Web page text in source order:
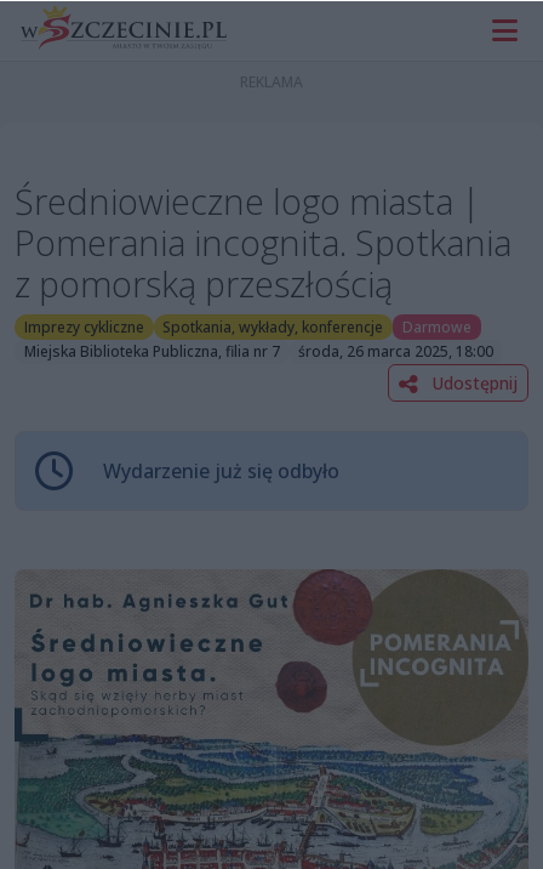
Średniowieczne logo miasta |
Pomerania incognita. Spotkania
z pomorską przeszłością
Imprezy cykliczne Spotkania, wykłady, konferencje
Darmowe
Miejska Biblioteka Publiczna, filia nr 7
środa, 26 marca 2025, 18:00
Udostępnij
Wydarzenie już się odbyło